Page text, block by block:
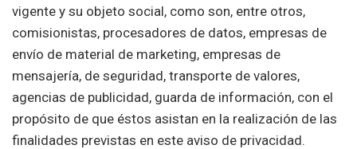
vigente y su objeto social, como son, entre otros,
comisionistas, procesadores de datos, empresas de
envío de material de marketing, empresas de
mensajería, de seguridad, transporte de valores,
agencias de publicidad, guarda de información, con el
propósito de que éstos asistan en la realización de las
finalidades previstas en este aviso de privacidad.